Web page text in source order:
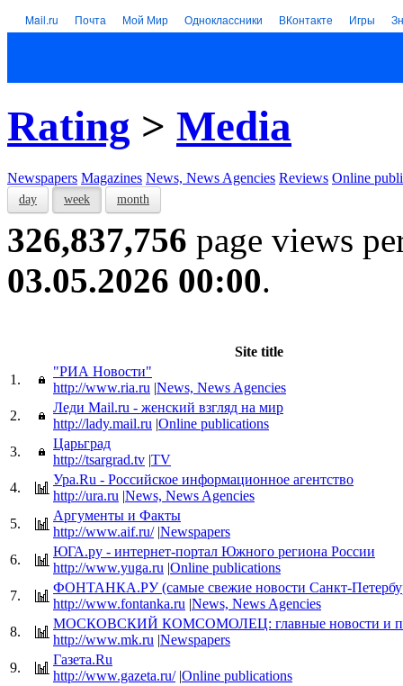
Mail.ru Почта Мой Мир Одноклассники ВКонтакте Игры
Rating > Media
Newspapers Magazines News, News Agencies Reviews Online
day week month
326,837,756 page views
03.05.2026 00:00.
Site title
1.
"РИА Новости"
http://www.ria.ru |News, News Agencies
2.
Леди Mail.ru - женский взгляд на мир
http://lady.mail.ru |Online publications
3.
Царьград
http://tsargrad.tv |TV
4.
Ура.Ru - Российское информационное агентство
http://ura.ru |News, News Agencies
5.
Аргументы и Факты
http://www.aif.ru/ |Newspapers
6.
ЮГА.ру - интернет-портал Южного региона России
http://www.yuga.ru |Online publications
7.
ФОНТАНКА.РУ (самые свежие новости Санкт-
http://www.fontanka.ru |News, News Agencies
8.
МОСКОВСКИЙ КОМСОМОЛЕЦ: главные новости и
http://www.mk.ru |Newspapers
9.
Газета.Ru
http://www.gazeta.ru/ |Online publications